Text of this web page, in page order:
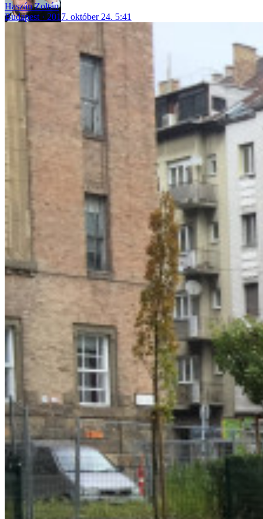
Haszán Zoltán
Budapest
2017. október 24. 5:41